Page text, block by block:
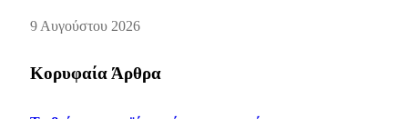
9 Αυγούστου 2026
Κορυφαία Άρθρα